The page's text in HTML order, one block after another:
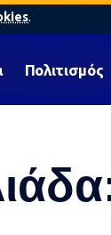
.
Πολιτισμός